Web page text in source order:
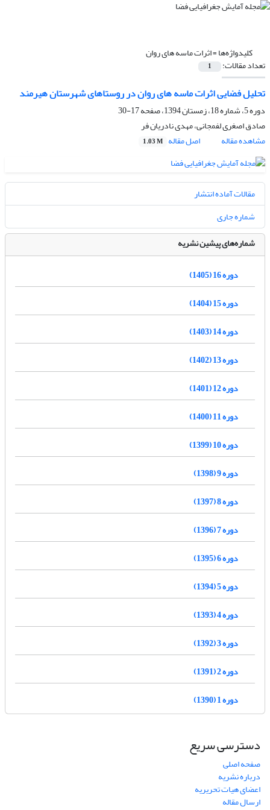
کلیدواژه‌ها =اثرات ماسه های روان
تعداد مقالات: 1
تحلیل فضایی اثرات ماسه های روان در روستاهای شهرستان هیرمند
دوره 5، شماره 18، زمستان 1394، صفحه
17-30
صادق اصغری لفمجانی، مهدی نادریان فر
مشاهده مقاله
اصل مقاله 1.03 M
مقالات آماده انتشار
شماره جاری
شماره‌های پیشین نشریه
دوره 16 (1405)
دوره 15 (1404)
دوره 14 (1403)
دوره 13 (1402)
دوره 12 (1401)
دوره 11 (1400)
دوره 10 (1399)
دوره 9 (1398)
دوره 8 (1397)
دوره 7 (1396)
دوره 6 (1395)
دوره 5 (1394)
دوره 4 (1393)
دوره 3 (1392)
دوره 2 (1391)
دوره 1 (1390)
دسترسی سریع
صفحه اصلی
درباره نشریه
اعضای هیات تحریریه
ارسال مقاله